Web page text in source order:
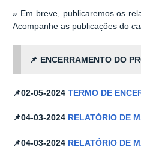
» Em breve, publicaremos os
Acompanhe as publicações do
📌 ENCERRAMENTO DO
📌02-05-2024TERMO DE
📌04-03-2024 RELATÓRIO DE
📌04-03-2024 RELATÓRIO DE